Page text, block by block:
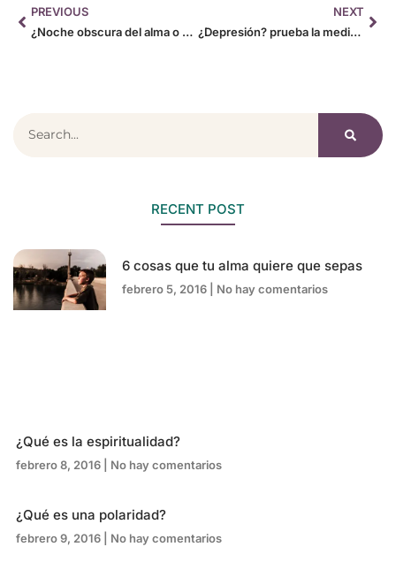
PREVIOUS
¿Noche obscura del alma o depresión?
NEXT
¿Depresión? prueba la meditación
RECENT POST
6 cosas que tu alma quiere que sepas
febrero 5, 2016 No hay comentarios
¿Qué es la espiritualidad?
febrero 8, 2016 No hay comentarios
¿Qué es una polaridad?
febrero 9, 2016 No hay comentarios